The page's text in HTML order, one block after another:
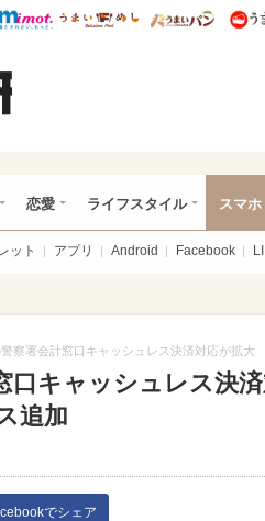
レぴあ総研 ディズニー特集
mimot. うまいめし うま
恋愛 ライフスタイル スマ
ット アプリ Android Facebook
察署会計窓口キャッシュレス決済対応が拡
口キャッシュレス決
追加
でシェア